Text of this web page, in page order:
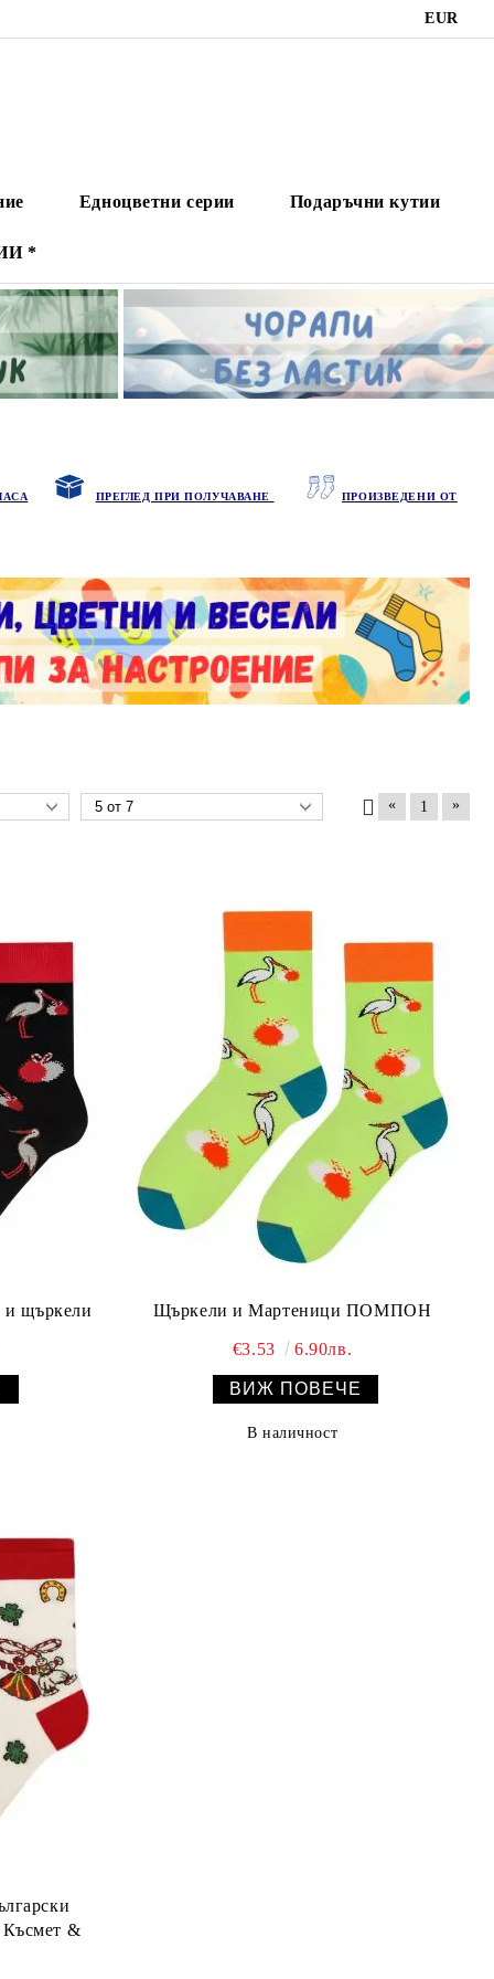
EUR
Едноцветни серии Подаръчни кутии
*
ПРЕГЛЕД ПРИ ПОЛУЧАВАНЕ ПРОИЗВЕДЕНИ ОТ
« 1 »
и щъркели Щъркели и Мартеници ПОМПОН
€3.53 6.90лв.
ВИЖ ПОВЕЧЕ
В наличност
&